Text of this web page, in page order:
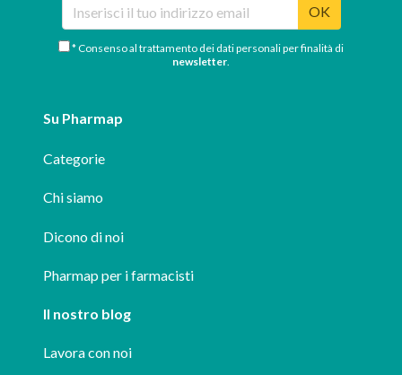
OK
* Consenso al trattamento dei dati personali per finalità di
newsletter.
Su Pharmap
Categorie
Chi siamo
Dicono di noi
Pharmap per i farmacisti
Il nostro blog
Lavora con noi